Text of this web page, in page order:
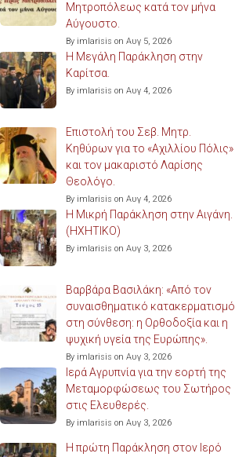
Μητροπόλεως κατά τον μήνα
Αύγουστο.
By imlarisis on Αυγ 5, 2026
Η Μεγάλη Παράκληση στην
Καρίτσα.
By imlarisis on Αυγ 4, 2026
Επιστολή του Σεβ. Μητρ.
Κηθύρων για το «Αχιλλίου Πόλις»
και τον μακαριστό Λαρίσης
Θεολόγο.
By imlarisis on Αυγ 4, 2026
Η Μικρή Παράκληση στην Αιγάνη.
(ΗΧΗΤΙΚΟ)
By imlarisis on Αυγ 3, 2026
Βαρβάρα Βασιλάκη: «Από τον
συναισθηματικό κατακερματισμό
στη σύνθεση: η Ορθοδοξία και η
ψυχική υγεία της Ευρώπης».
By imlarisis on Αυγ 3, 2026
Ιερά Αγρυπνία για την εορτή της
Μεταμορφώσεως του Σωτήρος
στις Ελευθερές.
By imlarisis on Αυγ 3, 2026
Η πρώτη Παράκληση στον Ιερό